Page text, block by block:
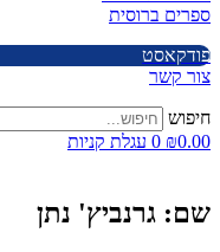
ספרים ברוסית
פודקאסט
צור קשר
חיפוש
₪0.00
0 עגלת קניות
שם: גרנביץ' נתן